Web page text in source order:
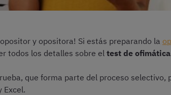
opositor y opositora! Si estás preparando la
todos los detalles sobre el test de ofimática
que forma parte del proceso
Excel.